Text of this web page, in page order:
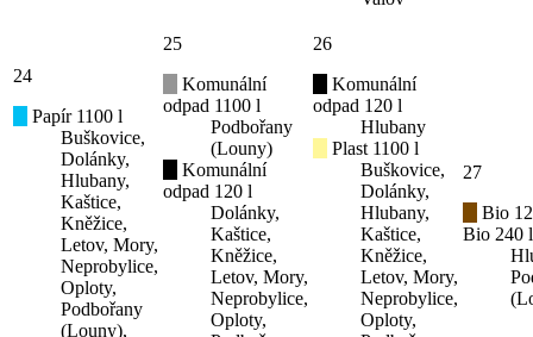
24
Papír 1100 l
Buškovice,
Dolánky,
Hlubany,
Kaštice,
Kněžice,
Letov, Mory,
Neprobylice,
Oploty,
Podbořany
(Louny),
25
Komunální
odpad 1100 l
Podbořany
(Louny)
Komunální
odpad 120 l
Dolánky,
Kaštice,
Kněžice,
Letov, Mory,
Neprobylice,
Oploty,
26
Komunální
odpad 120 l
Hlubany
Plast 1100 l
Buškovice,
Dolánky,
Hlubany,
Kaštice,
Kněžice,
Letov, Mory,
Neprobylice,
Oploty,
27
Bio
Bio 240 l